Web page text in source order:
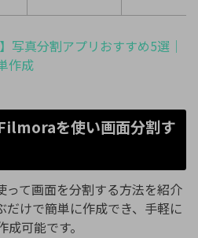
写真分割アプリおすすめ5選｜
作成
を使い画面分割す
て画面を分割する方法を紹介
だけで簡単に作成でき、手軽に
可能です。